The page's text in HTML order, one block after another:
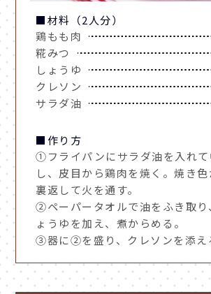
■材料（2人分）
鶏もも肉
糀みつ
しょうゆ
クレソン
サラダ油
■作り方
①フライパンにサラダ油を入れて
し、皮目から鶏肉を焼く。焼き
裏返して火を通す。
②ペーパータオルで油をふき取り
ょうゆを加え、煮からめる。
③器に②を盛り、クレソンを添え